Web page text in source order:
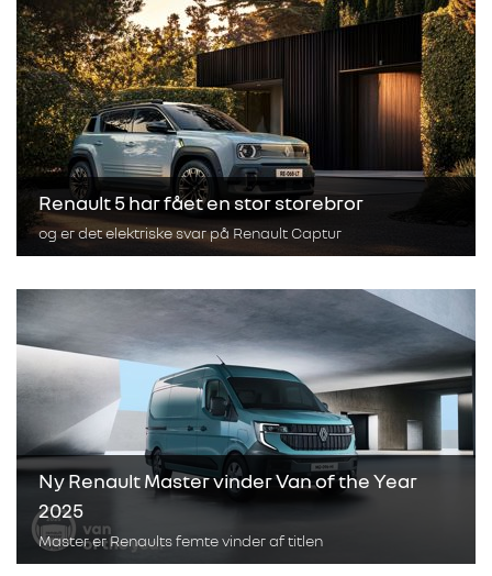
Renault 5 har fået en stor storebror
og er det elektriske svar på Renault Captur
Ny Renault Master vinder Van of the Year
2025
Master er Renaults femte vinder af titlen